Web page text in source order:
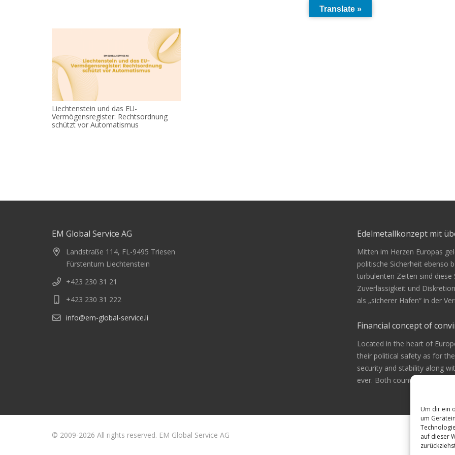
Um dir ein
um
auf dieser
Liechtenstein und das EU-
Vermögensregister: Rechtsordnung
schützt vor Automatismus
EM Global Service AG
Landstraße 114, FL-9495 Triesen
Fürstentum Liechtenstein
+423 230 31 21
+423 230 31 222
info@em-global-service.li
Edelmetallkonzept mit
Mitten im Herzen Europas
politische Sicherheit ebenso
turbulenten Zeiten sind
Zuverlässigkeit und
als „sicherer Hafen“ in der
Financial concept of
Located in the heart of
their political safety as for
security and stability along
ever. Both countries are
© 2009-2026 All rights reserved. EM Global Service AG
Translate »